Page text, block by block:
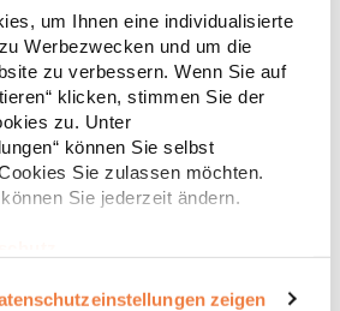
um Ihnen eine individualisierte
Werbezwecken und um die
zu verbessern. Wenn Sie auf
klicken, stimmen Sie der
zu. Unter
können Sie selbst
Sie zulassen möchten.
Sie jederzeit ändern.
zeigen
Str. 7 64372 Ober-Ramstadt21,71 € *
+ Versandkosten *